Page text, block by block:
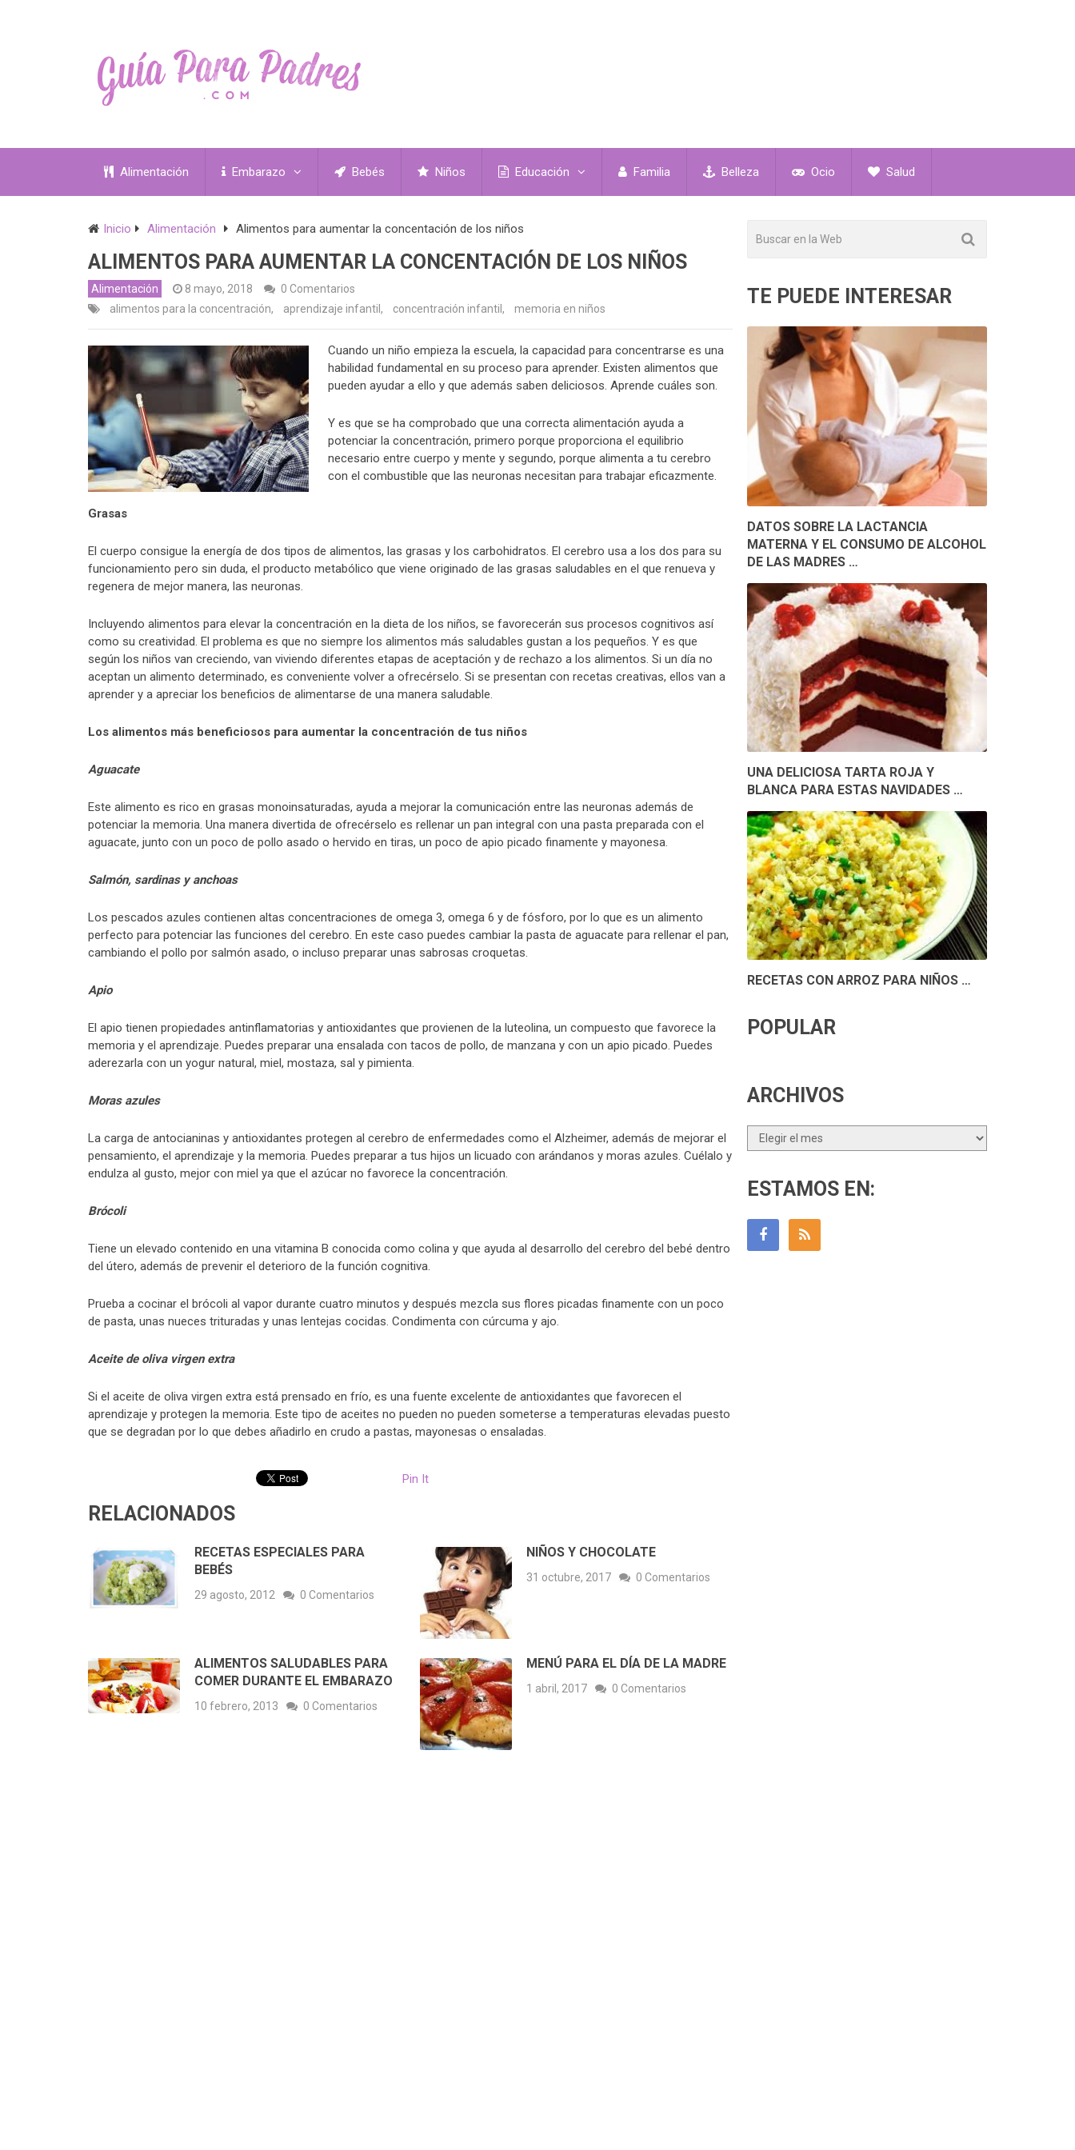
Alimentación Embarazo Bebés Niños Educación Familia Belleza Ocio Salud
Inicio Alimentación Alimentos para aumentar la concentación de los niños
ALIMENTOS PARA AUMENTAR LA CONCENTACIÓN DE LOS NIÑOS
Alimentación 8 mayo, 2018
0 Comentarios
alimentos para la concentración, aprendizaje infantil , concentración infantil , memoria en niños
Cuando un niño empieza la escuela, la capacidad para concentrarse es una
habilidad fundamental en su proceso para aprender. Existen alimentos que
pueden ayudar a ello y que además saben deliciosos. Aprende cuáles son.
Y es que se ha comprobado que una correcta alimentación ayuda a
potenciar la concentración, primero porque proporciona el equilibrio
necesario entre cuerpo y mente y segundo, porque alimenta a tu cerebro
con el combustible que las neuronas necesitan para trabajar eficazmente.
Grasas
El cuerpo consigue la energía de dos tipos de alimentos, las grasas y los carbohidratos. El cerebro usa a los dos para su
funcionamiento pero sin duda, el producto metabólico que viene originado de las grasas saludables en el que renueva y
regenera de mejor manera, las neuronas.
Incluyendo alimentos para elevar la concentración en la dieta de los niños, se favorecerán sus procesos cognitivos así
como su creatividad. El problema es que no siempre los alimentos más saludables gustan a los pequeños. Y es que
según los niños van creciendo, van viviendo diferentes etapas de aceptación y de rechazo a los alimentos. Si un día no
aceptan un alimento determinado, es conveniente volver a ofrecérselo. Si se presentan con recetas creativas, ellos van a
aprender y a apreciar los beneficios de alimentarse de una manera saludable.
Los alimentos más beneficiosos para aumentar la concentración de tus niños
Aguacate
Este alimento es rico en grasas monoinsaturadas, ayuda a mejorar la comunicación entre las neuronas además de
potenciar la memoria. Una manera divertida de ofrecérselo es rellenar un pan integral con una pasta preparada con el
aguacate, junto con un poco de pollo asado o hervido en tiras, un poco de apio picado finamente y mayonesa.
Salmón, sardinas y anchoas
Los pescados azules contienen altas concentraciones de omega 3, omega 6 y de fósforo, por lo que es un alimento
perfecto para potenciar las funciones del cerebro. En este caso puedes cambiar la pasta de aguacate para rellenar el pan,
cambiando el pollo por salmón asado, o incluso preparar unas sabrosas croquetas.
Apio
El apio tienen propiedades antinflamatorias y antioxidantes que provienen de la luteolina, un compuesto que favorece la
memoria y el aprendizaje. Puedes preparar una ensalada con tacos de pollo, de manzana y con un apio picado. Puedes
aderezarla con un yogur natural, miel, mostaza, sal y pimienta.
Moras azules
La carga de antocianinas y antioxidantes protegen al cerebro de enfermedades como el Alzheimer, además de mejorar el
pensamiento, el aprendizaje y la memoria. Puedes preparar a tus hijos un licuado con arándanos y moras azules. Cuélalo y
endulza al gusto, mejor con miel ya que el azúcar no favorece la concentración.
Brócoli
Tiene un elevado contenido en una vitamina B conocida como colina y que ayuda al desarrollo del cerebro del bebé dentro
del útero, además de prevenir el deterioro de la función cognitiva.
Prueba a cocinar el brócoli al vapor durante cuatro minutos y después mezcla sus flores picadas finamente con un poco
de pasta, unas nueces trituradas y unas lentejas cocidas. Condimenta con cúrcuma y ajo.
Aceite de oliva virgen extra
Si el aceite de oliva virgen extra está prensado en frío, es una fuente excelente de antioxidantes que favorecen el
aprendizaje y protegen la memoria. Este tipo de aceites no pueden no pueden someterse a temperaturas elevadas puesto
que se degradan por lo que debes añadirlo en crudo a pastas, mayonesas o ensaladas.
Pin It
RELACIONADOS
RECETAS ESPECIALES PARA
BEBÉS
29 agosto, 2012 0 Comentarios
NIÑOS Y CHOCOLATE
31 octubre, 2017 0 Comentarios
ALIMENTOS SALUDABLES PARA
COMER DURANTE EL EMBARAZO
10 febrero, 2013 0 Comentarios
MENÚ PARA EL DÍA DE LA MADRE
1 abril, 2017 0 Comentarios
TE PUEDE INTERESAR
DATOS SOBRE LA LACTANCIA
MATERNA Y EL CONSUMO DE ALCOHOL
DE LAS MADRES …
UNA DELICIOSA TARTA ROJA Y
BLANCA PARA ESTAS NAVIDADES …
RECETAS CON ARROZ PARA NIÑOS …
POPULAR
ARCHIVOS
Archivos
ESTAMOS EN: